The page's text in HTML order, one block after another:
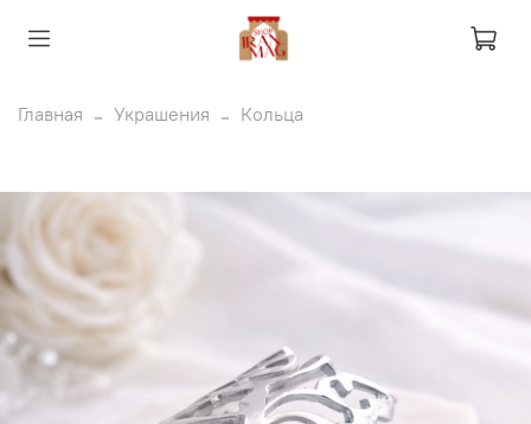
Главная Украшения Кольца